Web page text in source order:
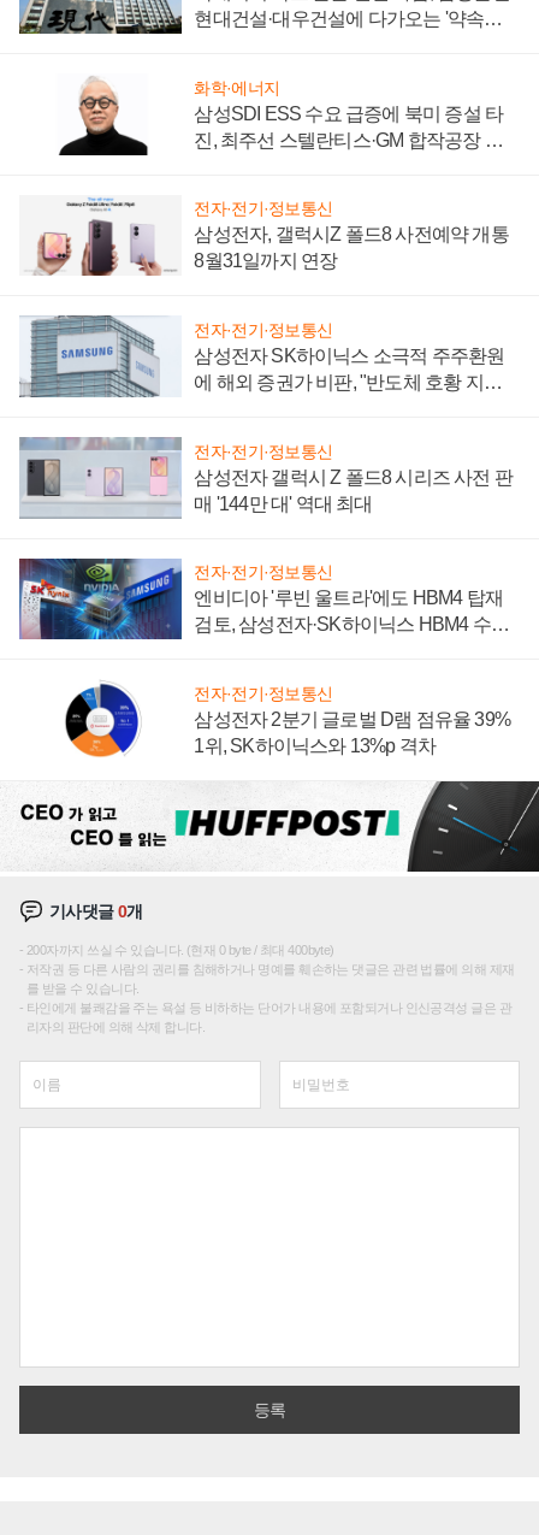
현대건설·대우건설에 다가오는 '약속의
화학·에너지
삼성SDI ESS 수요 급증에 북미 증설 타
진, 최주선 스텔란티스·GM 합작공장 건
전자·전기·정보통신
삼성전자, 갤럭시Z 폴드8 사전예약 개통
8월31일까지 연장
전자·전기·정보통신
삼성전자 SK하이닉스 소극적 주주환원
에 해외 증권가 비판, "반도체 호황 지속
전자·전기·정보통신
삼성전자 갤럭시 Z 폴드8 시리즈 사전 판
매 '144만 대' 역대 최대
전자·전기·정보통신
엔비디아 '루빈 울트라'에도 HBM4 탑재
검토, 삼성전자·SK하이닉스 HBM4 수율
전자·전기·정보통신
삼성전자 2분기 글로벌 D램 점유율 39%
1위, SK하이닉스와 13%p 격차
기사댓글0개
200자까지 쓰실 수 있습니다. (현재 0 byte / 최대 400byte)
저작권 등 다른 사람의 권리를 침해하거나 명예를 훼손하는 댓글은 관련 법률에 의해 제재
를 받을 수 있습니다.
타인에게 불쾌감을 주는 욕설 등 비하하는 단어가 내용에 포함되거나 인신공격성 글은 관
리자의 판단에 의해 삭제 합니다.